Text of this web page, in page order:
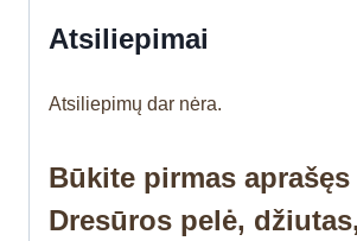
Atsiliepimai
Atsiliepimų dar nėra.
Būkite pirmas aprašęs
Dresūros pelė,